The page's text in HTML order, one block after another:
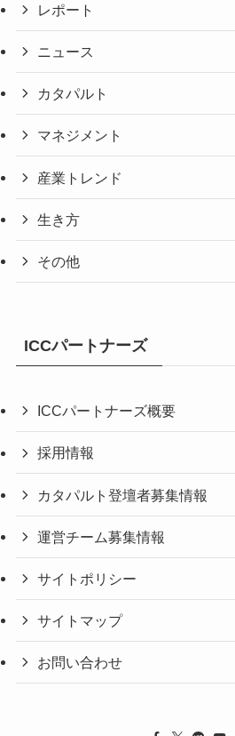
レポート
ニュース
カタパルト
マネジメント
産業トレンド
生き方
その他
ICCパートナーズ
ICCパートナーズ概要
採用情報
カタパルト登壇者募集情報
運営チーム募集情報
サイトポリシー
サイトマップ
お問い合わせ